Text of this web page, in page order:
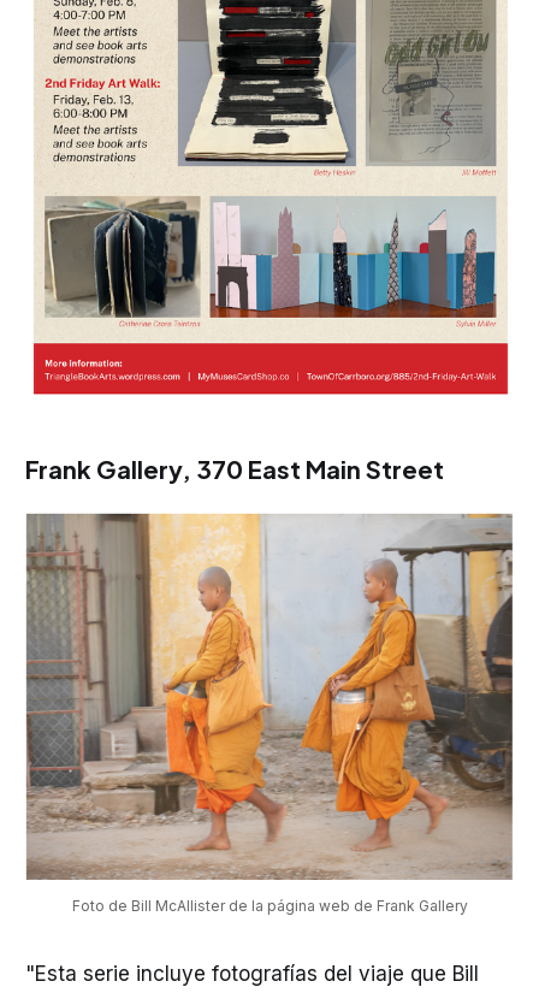
Frank Gallery, 370 East Main Street
Foto de Bill McAllister de la página web de Frank Gallery
"Esta serie incluye fotografías del viaje que Bill